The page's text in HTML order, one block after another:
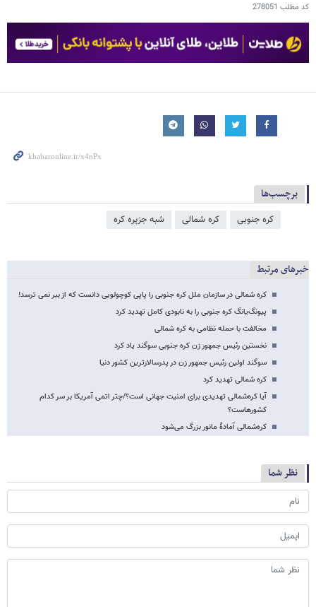
کد مطلب 278051
برچسب‌ها
کره جنوبی کره شمالی شبه جزیره کره
خبرهای مرتبط
کره شمالی در سازمان ملل کره جنوبی را پاپی کوچولویی دانست که از ببر نمی ترسد!
پیونگ‌یانگ کره جنوبی را به نابودی کامل تهدید کرد
مخالفت با حمله نظامی به کره شمالی
نخستین رئیس جمهور زن کره جنوبی سوگند یاد کرد
سوگند اولین رئیس جمهور زن در پدرسالارترین کشور دنیا
کره شمالی تهدید کرد
آیا کره‌شمالی تهدیدی برای امنیت جهانی است؟/چتر اتمی آمریکا بر سر کدام
کشورهاست؟
کره‌شمالی آمادۀ مانور بزرگ می‌شود
نظر شما